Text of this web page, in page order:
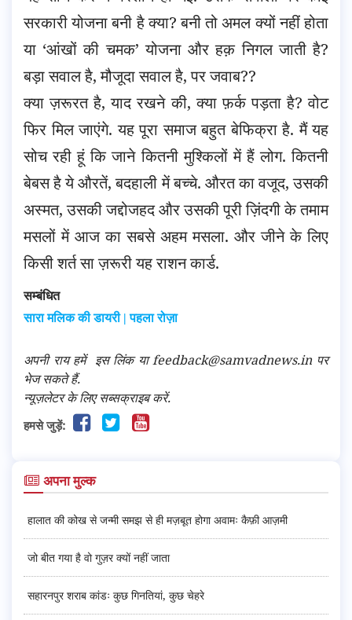
सरकारी योजना बनी है क्या? बनी तो अमल क्यों नहीं होता
या ‘आंखों की चमक’ योजना और हक़ निगल जाती है?
बड़ा सवाल है, मौजूदा सवाल है, पर जवाब??
क्या ज़रूरत है, याद रखने की, क्या फ़र्क पड़ता है? वोट
फिर मिल जाएंगे. यह पूरा समाज बहुत बेफिक्रा है. मैं यह
सोच रही हूं कि जाने कितनी मुश्किलों में हैं लोग. कितनी
बेबस है ये औरतें, बदहाली में बच्चे. औरत का वजूद, उसकी
अस्मत, उसकी जद्दोजहद और उसकी पूरी ज़िंदगी के तमाम
मसलों में आज का सबसे अहम मसला. और जीने के लिए
किसी शर्त सा ज़रूरी यह राशन कार्ड.
सम्बंधित
सारा मलिक की डायरी | पहला रोज़ा
अपनी राय हमें इस लिंक या feedback@samvadnews.in पर
भेज सकते हैं.
न्यूज़लेटर के लिए सब्सक्राइब करें.
हमसे जुड़ें:
अपना मुल्क
हालात की कोख से जन्मी समझ से ही मज़बूत होगा अवामः कैफ़ी आज़मी
जो बीत गया है वो गुज़र क्यों नहीं जाता
सहारनपुर शराब कांडः कुछ गिनतियां, कुछ चेहरे